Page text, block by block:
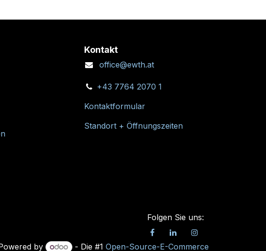
Kontakt
office@ewth.at
+43 7764 2070 1
Kontaktformular
Standort + Öffnungszeiten
Folgen Sie uns:
by - Die #1 Open-Source-E-Commerce